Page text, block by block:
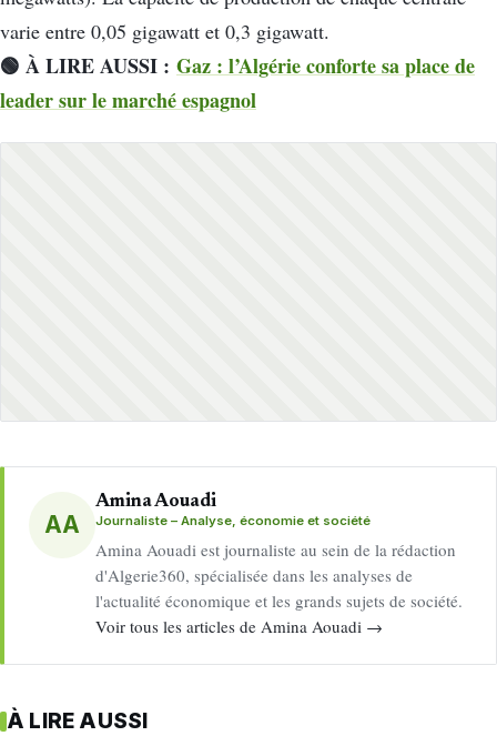
varie entre 0,05 gigawatt et 0,3 gigawatt.
🟢 À LIRE AUSSI : Gaz : l’Algérie conforte sa place de
leader sur le marché espagnol
AA
Amina Aouadi
Journaliste – Analyse, économie et société
Amina Aouadi est journaliste au sein de la rédaction
d'Algerie360, spécialisée dans les analyses de
l'actualité économique et les grands sujets de société.
Voir tous les articles de Amina Aouadi →
À LIRE AUSSI